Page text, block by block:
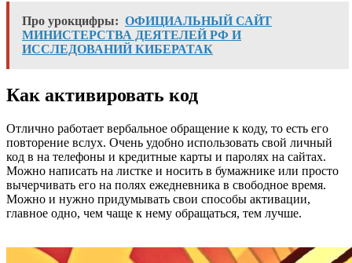
Про урокцифры: ОФИЦИАЛЬНЫЙ САЙТ
МИНИСТЕРСТВА ДЕЯТЕЛЕЙ РФ И
ИССЛЕДОВАНИЙ КИБЕРАТАК
Как активировать код
Отлично работает вербальное обращение к коду, то есть его
повторение вслух. Очень удобно использовать свой личный
код в на телефоны и кредитные карты и паролях на сайтах.
Можно написать на листке и носить в бумажнике или просто
вычерчивать его на полях ежедневника в свободное время.
Можно и нужно придумывать свои способы активации,
главное одно, чем чаще к нему обращаться, тем лучше.